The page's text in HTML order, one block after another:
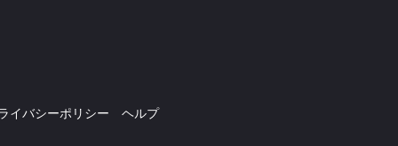
イバシーポリシー
ヘルプ